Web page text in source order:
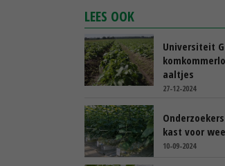
LEES OOK
Universiteit
aaltjes
27-12-2024
kast voor
10-09-2024